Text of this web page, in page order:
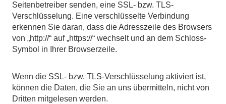
Seitenbetreiber senden, eine SSL- bzw. TLS-
Verschlüsselung. Eine verschlüsselte Verbindung
erkennen Sie daran, dass die Adresszeile des Browsers
von „http://“ auf „https://“ wechselt und an dem Schloss-
Symbol in Ihrer Browserzeile.
Wenn die SSL- bzw. TLS-Verschlüsselung aktiviert ist,
können die Daten, die Sie an uns übermitteln, nicht von
Dritten mitgelesen werden.